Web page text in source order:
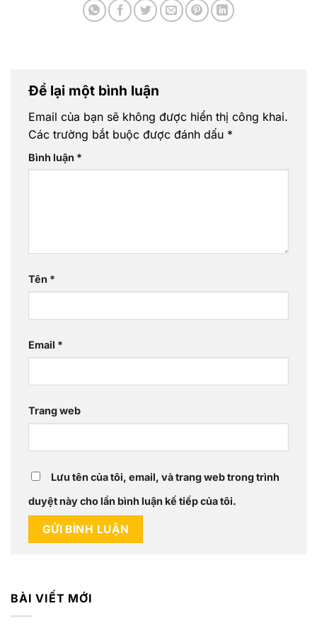
Để lại một bình luận
Email của bạn sẽ không được hiển thị công khai.
Các trường bắt buộc được đánh dấu *
Bình luận *
Tên *
Email *
Trang web
Lưu tên của tôi, email, và trang web trong trình
duyệt này cho lần bình luận kế tiếp của tôi.
BÀI VIẾT MỚI